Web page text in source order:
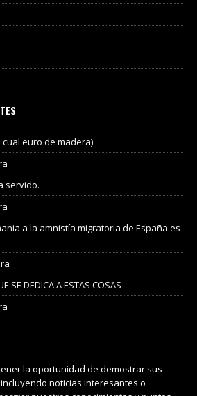
euro de madera)
servido.
a la amnistía migratoria de España es
SE DEDICA A ESTAS COSAS
la oportunidad de demostrar sus
noticias interesantes o